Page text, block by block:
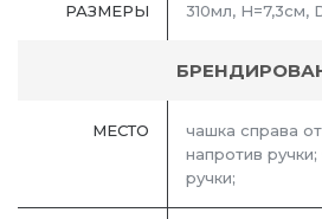
РАЗМЕРЫ 310мл, Н=7,3см,
МЕСТО
чашка справа
напротив
ручки;